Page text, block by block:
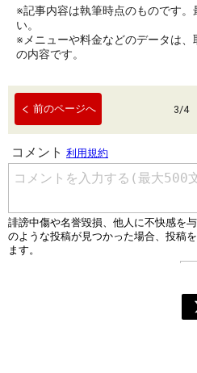
※記事内容は執筆時点のものです。
い。
※メニューや料金などのデータは
の内容です。
前のページへ 3/4